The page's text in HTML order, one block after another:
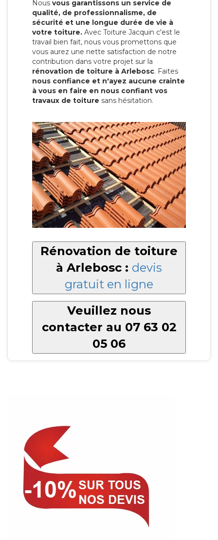
Nous vous garantissons un service de
qualité, de professionnalisme, de
sécurité et une longue durée de vie à
votre toiture. Avec Toiture Jacquin c'est le
travail bien fait, nous vous promettons que
vous aurez une nette satisfaction de notre
contribution dans votre projet sur la
rénovation de toiture à Arlebosc. Faites
nous confiance et n'ayez aucune crainte
à vous en faire en nous confiant vos
travaux de toiture sans hésitation.
Rénovation de toiture
à Arlebosc : devis
gratuit en ligne
Veuillez nous
contacter au 07 63 02
05 06